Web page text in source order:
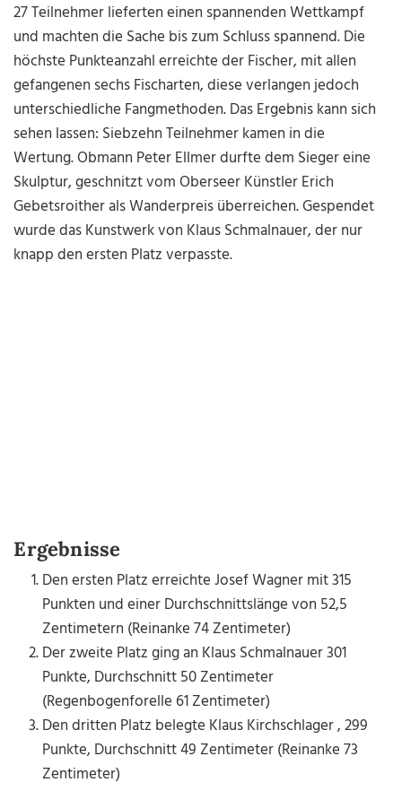
27 Teilnehmer lieferten einen spannenden Wettkampf
und machten die Sache bis zum Schluss spannend. Die
höchste Punkteanzahl erreichte der Fischer, mit allen
gefangenen sechs Fischarten, diese verlangen jedoch
unterschiedliche Fangmethoden. Das Ergebnis kann sich
sehen lassen: Siebzehn Teilnehmer kamen in die
Wertung. Obmann Peter Ellmer durfte dem Sieger eine
Skulptur, geschnitzt vom Oberseer Künstler Erich
Gebetsroither als Wanderpreis überreichen. Gespendet
wurde das Kunstwerk von Klaus Schmalnauer, der nur
knapp den ersten Platz verpasste.
Ergebnisse
Den ersten Platz erreichte Josef Wagner mit 315
Punkten und einer Durchschnittslänge von 52,5
Zentimetern (Reinanke 74Zentimeter)
Der zweite Platz ging an Klaus Schmalnauer 301
Punkte, Durchschnitt 50Zentimeter
(Regenbogenforelle 61Zentimeter)
Den dritten Platz belegte Klaus Kirchschlager , 299
Punkte, Durchschnitt 49 Zentimeter(Reinanke 73
Zentimeter)